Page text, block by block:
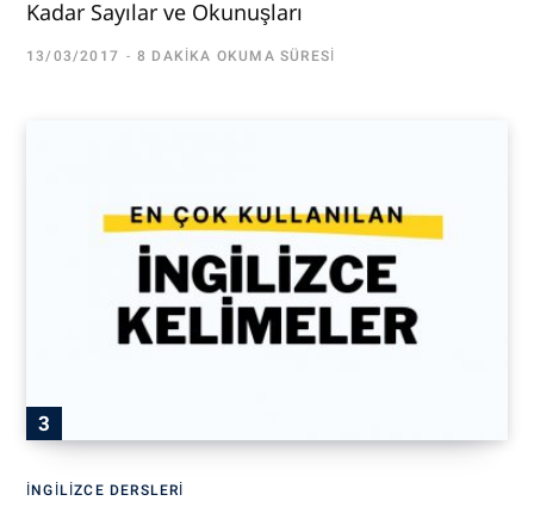
Kadar Sayılar ve Okunuşları
13/03/2017 8 DAKIKA OKUMA SÜRESI
İNGILIZCE DERSLERI